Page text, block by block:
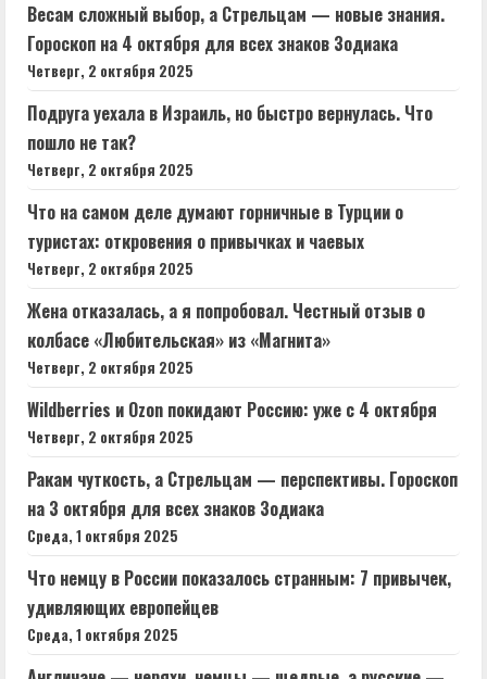
Весам сложный выбор, а Стрельцам — новые знания.
Гороскоп на 4 октября для всех знаков Зодиака
Четверг, 2 октября 2025
Подруга уехала в Израиль, но быстро вернулась. Что
пошло не так?
Четверг, 2 октября 2025
Что на самом деле думают горничные в Турции о
туристах: откровения о привычках и чаевых
Четверг, 2 октября 2025
Жена отказалась, а я попробовал. Честный отзыв о
колбасе «Любительская» из «Магнита»
Четверг, 2 октября 2025
Wildberries и Ozon покидают Россию: уже с 4 октября
Четверг, 2 октября 2025
Ракам чуткость, а Стрельцам — перспективы. Гороскоп
на 3 октября для всех знаков Зодиака
Среда, 1 октября 2025
Что немцу в России показалось странным: 7 привычек,
удивляющих европейцев
Среда, 1 октября 2025